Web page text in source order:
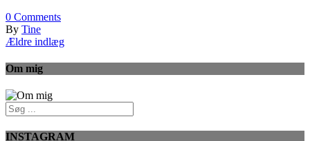
0 Comments
By Tine
Ældre indlæg
Om mig
INSTAGRAM